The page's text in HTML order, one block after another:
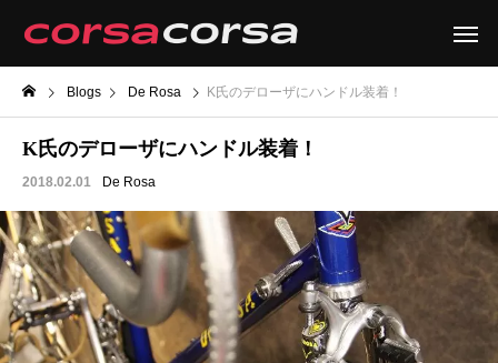
Blogs De Rosa K氏のデローザにハンドル装着！
K氏のデローザにハンドル装着！
2018.02.01 De Rosa